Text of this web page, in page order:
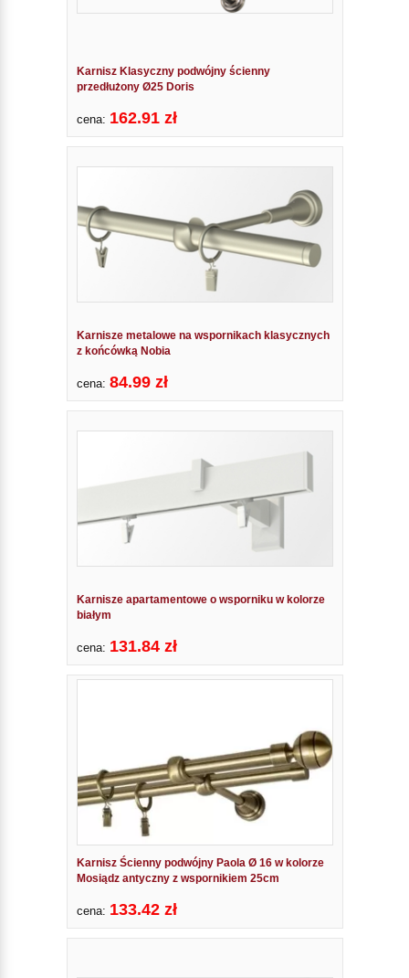
Karnisz Klasyczny podwójny ścienny
przedłużony Ø25 Doris
cena: 162.91 zł
Karnisze metalowe na wspornikach klasycznych
z końcówką Nobia
cena: 84.99 zł
Karnisze apartamentowe o wsporniku w kolorze
białym
cena: 131.84 zł
Karnisz Ścienny podwójny Paola Ø 16 w kolorze
Mosiądz antyczny z wspornikiem 25cm
cena: 133.42 zł